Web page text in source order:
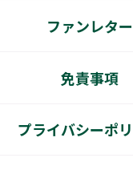
ファンレター
免責事項
プライバシーポ